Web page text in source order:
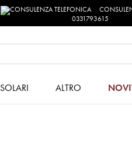
0331793615
SOLARI ALTRO